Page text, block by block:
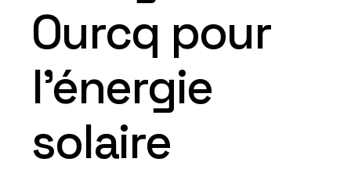
Ourcq pour
l’énergie
solaire